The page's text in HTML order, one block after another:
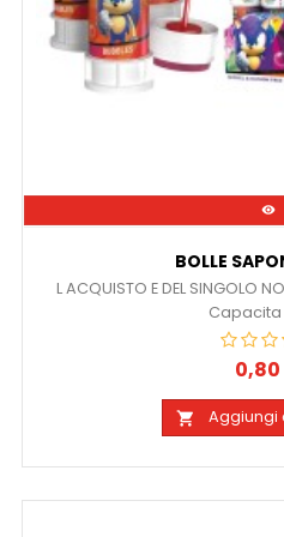

BOLLE
L ACQUISTO E DEL SINGOLO
Capacita
 Aggiungi